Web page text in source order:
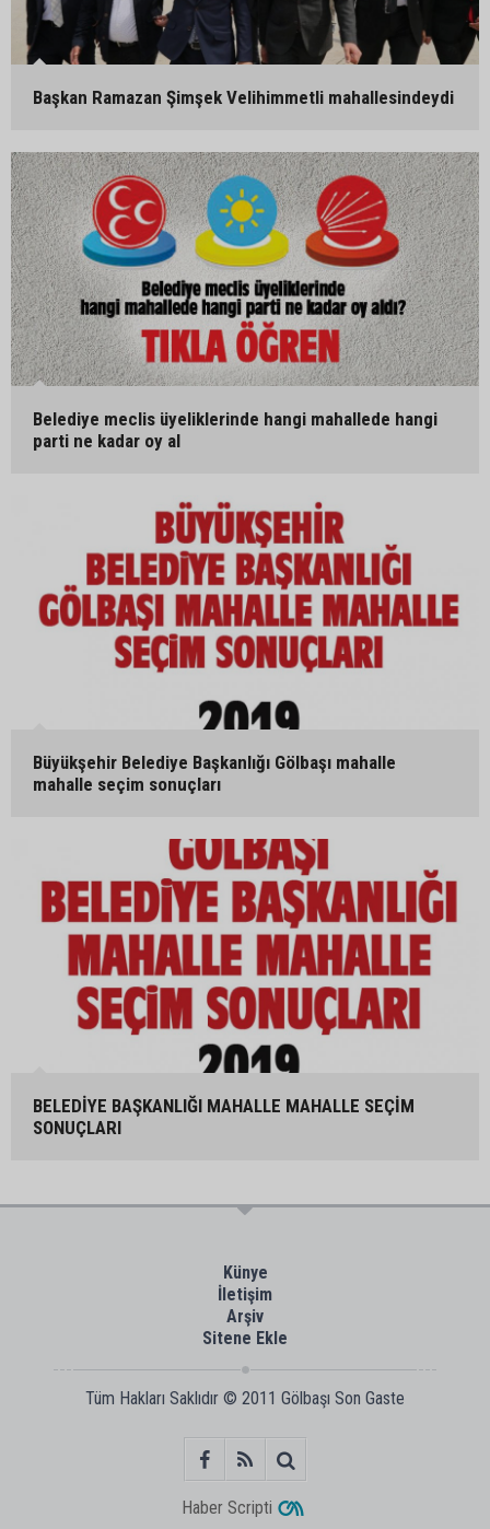
Başkan Ramazan Şimşek Velihimmetli mahallesindeydi
Belediye meclis üyeliklerinde hangi mahallede hangi
parti ne kadar oy al
Büyükşehir Belediye Başkanlığı Gölbaşı mahalle
mahalle seçim sonuçları
BELEDİYE BAŞKANLIĞI MAHALLE MAHALLE SEÇİM
SONUÇLARI
Künye
İletişim
Arşiv
Sitene Ekle
Tüm Hakları Saklıdır © 2011 Gölbaşı Son Gaste
Haber Scripti